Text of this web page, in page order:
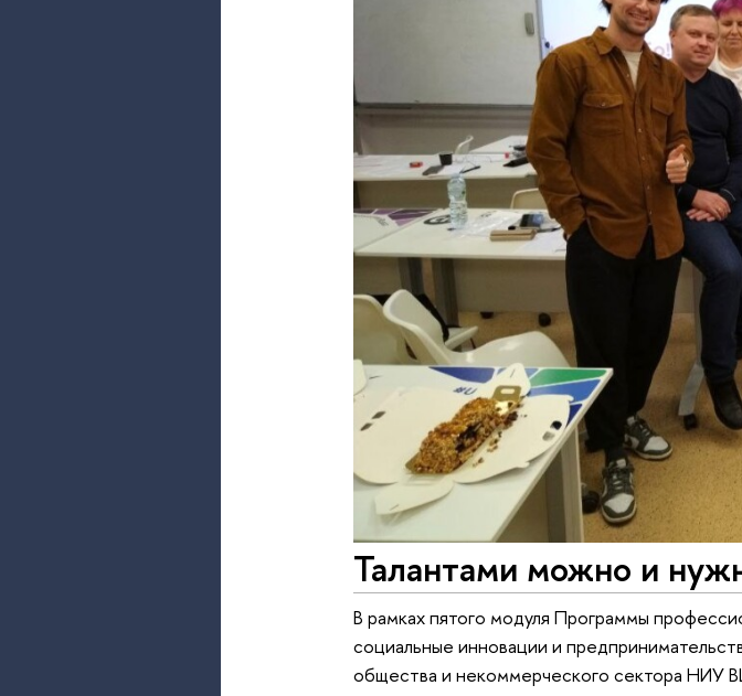
Талантами можно и
В рамках пятого модуля Программы
социальные инновации и
общества и некоммерческого сектора НИУ